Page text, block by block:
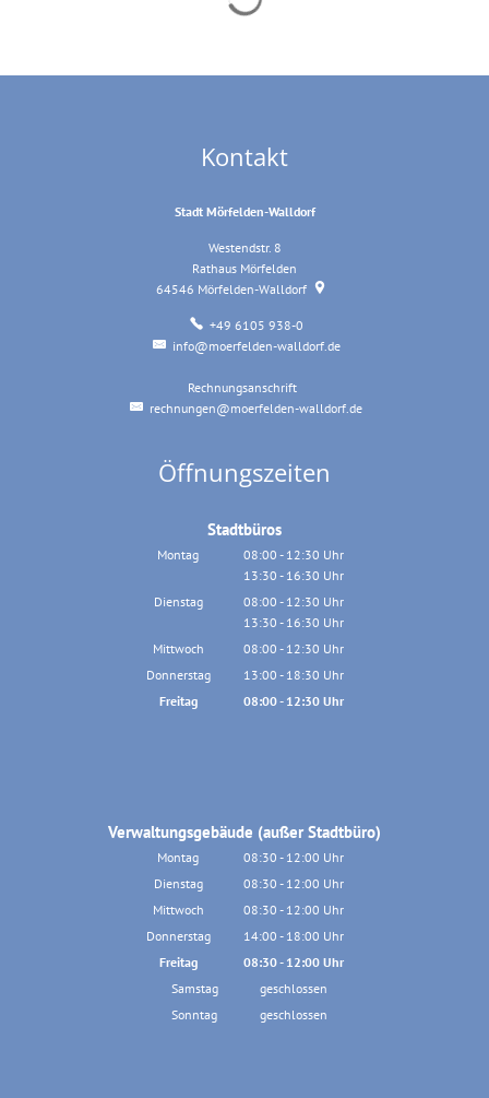
Kontakt
Stadt Mörfelden-Walldorf
Westendstr. 8
Rathaus Mörfelden
64546 Mörfelden-Walldorf
+49 6105 938-0
info@moerfelden-walldorf.de
Rechnungsanschrift
rechnungen@moerfelden-walldorf.de
Öffnungszeiten
Stadtbüros
Montag 08:00 - 12:30 Uhr
Von 08:00 bis 12:30 Uhr
13:30 - 16:30 Uhr
Von 13:30 bis 16:30 Uhr
Dienstag 08:00 - 12:30 Uhr
Von 08:00 bis 12:30 Uhr
13:30 - 16:30 Uhr
Von 13:30 bis 16:30 Uhr
Mittwoch 08:00 - 12:30 Uhr
Von 08:00 bis 12:30 Uhr
Donnerstag 13:00 - 18:30 Uhr
Von 13:00 bis 18:30 Uhr
Freitag 08:00- 12:30 Uhr
Verwaltungsgebäude (außer Stadtbüro)
Montag 08:30 - 12:00 Uhr
Von 08:30 bis 12:00 Uhr
Dienstag 08:30 - 12:00 Uhr
Von 08:30 bis 12:00 Uhr
Mittwoch 08:30 - 12:00 Uhr
Von 08:30 bis 12:00 Uhr
Donnerstag 14:00 - 18:00 Uhr
Von 14:00 bis 18:00 Uhr
Freitag 08:30- 12:00 Uhr
Von 08:30 bis 12:00 Uhr
Samstag
geschlossen
Sonntag
geschlossen